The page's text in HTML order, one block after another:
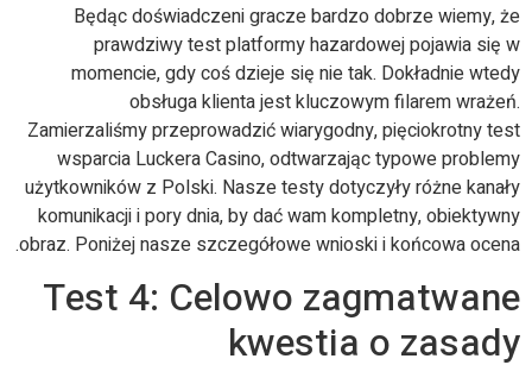
Będąc doświadczeni gracze bardzo dobrze wiemy, że
prawdziwy test platformy hazardowej pojawia się w
momencie, gdy coś dzieje się nie tak. Dokładnie wtedy
obsługa klienta jest kluczowym filarem wrażeń.
Zamierzaliśmy przeprowadzić wiarygodny, pięciokrotny test
wsparcia Luckera Casino, odtwarzając typowe problemy
użytkowników z Polski. Nasze testy dotyczyły różne kanały
komunikacji i pory dnia, by dać wam kompletny, obiektywny
obraz. Poniżej nasze szczegółowe wnioski i końcowa ocena.
Test 4: Celowo zagmatwane
kwestia o zasady